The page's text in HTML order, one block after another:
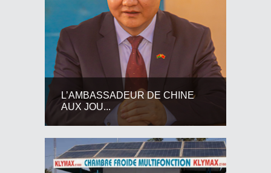
L’AMBASSADEUR DE CHINE
AUX JOU...